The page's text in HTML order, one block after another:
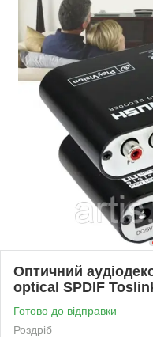
Оптичний
optical SPDIF
Готово до відправки
Роздріб